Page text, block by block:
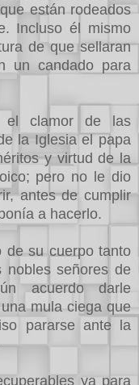
están rodeados
Incluso él mismo
de que sellaran
un candado para
clamor de las
la Iglesia el papa
y virtud de la
pero no le dio
antes de cumplir
a hacerlo.
de su cuerpo tanto
nobles señores de
acuerdo darle
mula ciega que
pararse ante la
ya para